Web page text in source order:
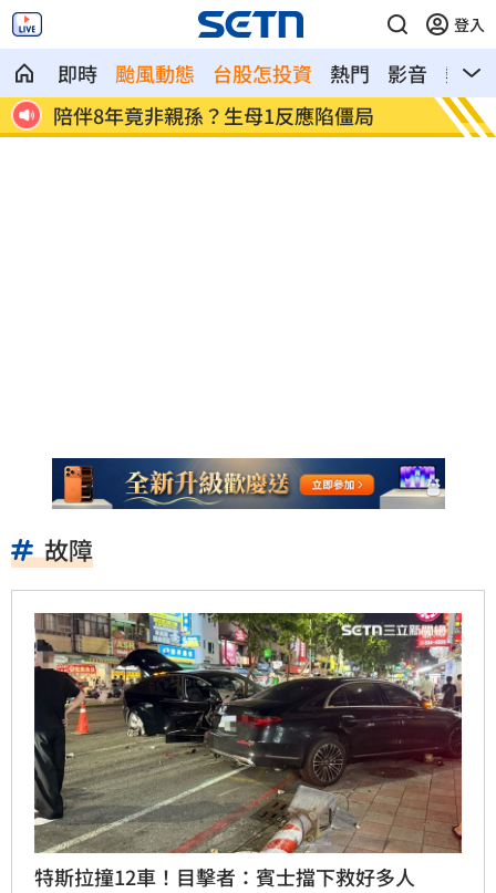
登入
即時 颱風動態 台股怎投資 熱門 影音
熱搜
第一桶金5百萬 不靠爸他授30歲達標秘
訣
鬼門
故障
特斯拉撞12車！目擊者：賓士擋下救好多人